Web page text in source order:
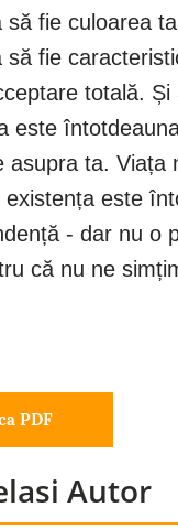
să fie culoarea
să fie
totală. Și
este
asupra ta. Viața
este
- dar nu o
că nu ne
PDF
Autor